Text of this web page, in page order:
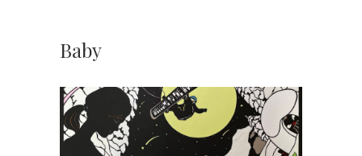
Baby